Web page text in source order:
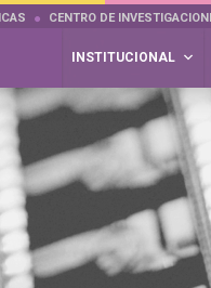
CENTRO DE
INSTITUCIONAL